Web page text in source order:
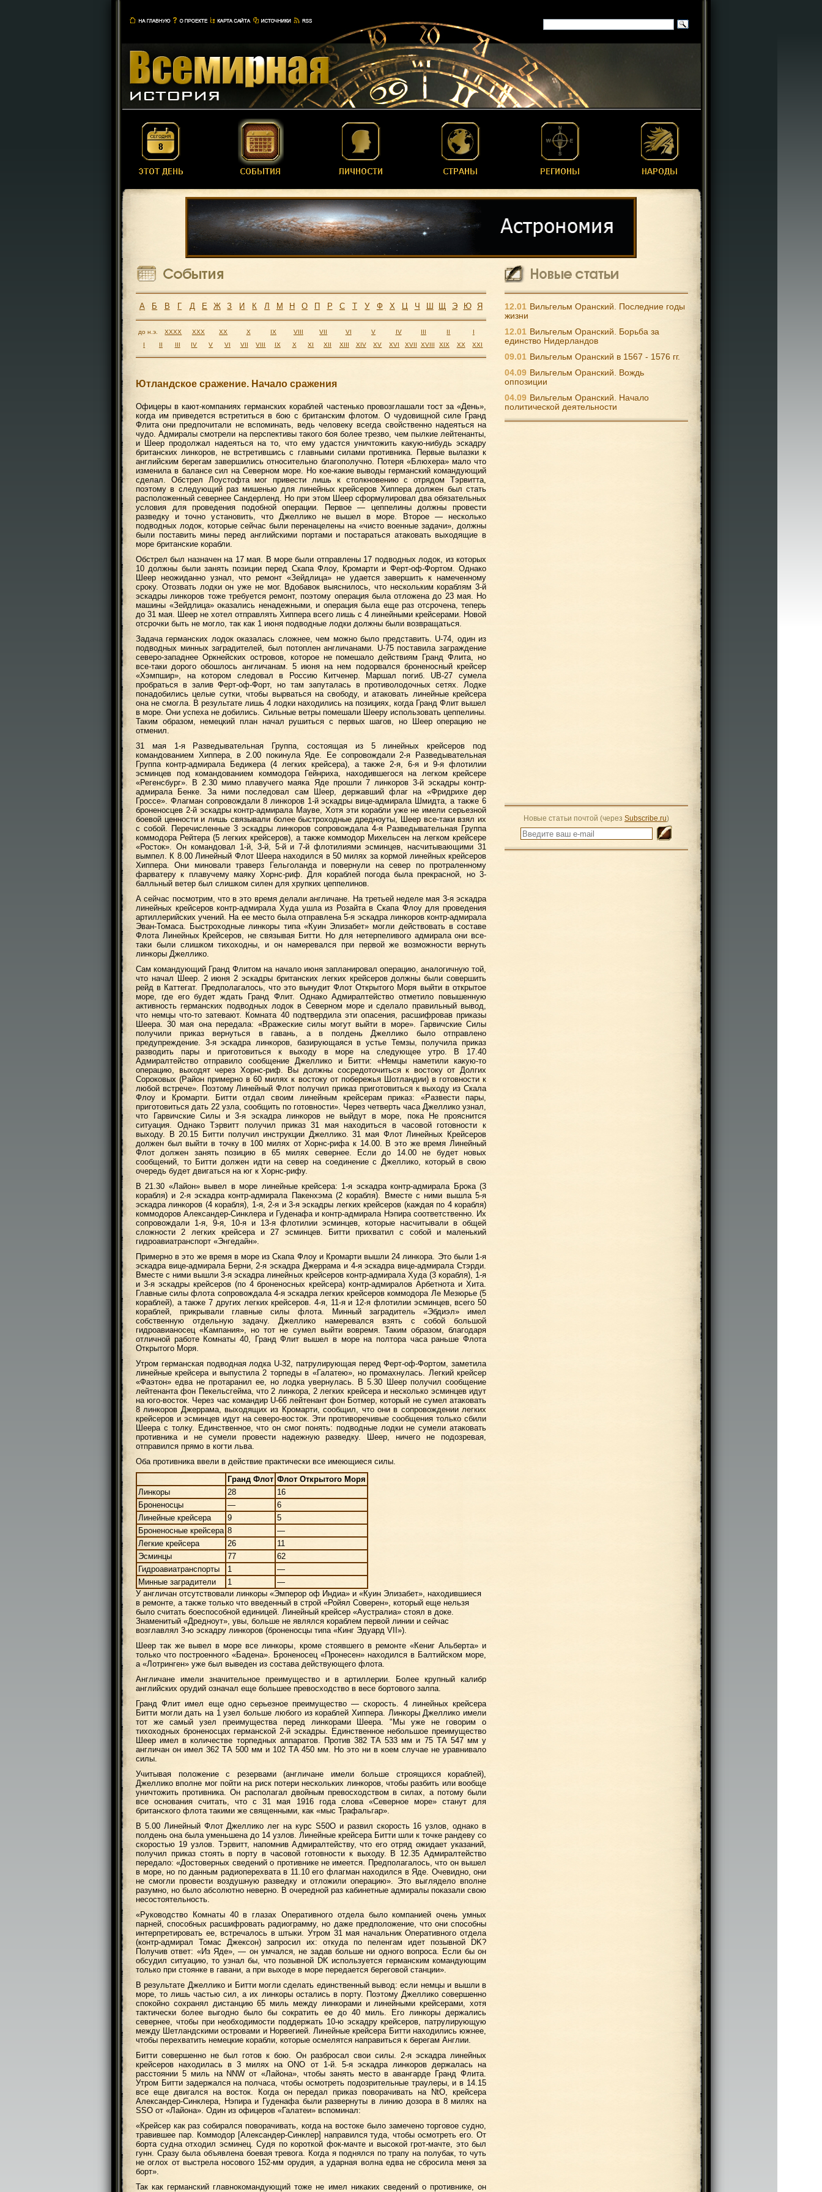
А Б В Г Д Е Ж З И К Л М Н О П Р С Т У Ф Х Ц Ч Ш Щ Э Ю Я
до н.э. XXXX XXX XX X IX VIII VII VI V IV III II
I
I
II III IV V VI VII VIII IX X XI XII XIII XIV XV XVI XVII XVIII XIX XX XXI
Ютландское сражение. Начало сражения
Офицеры в кают-компаниях германских кораблей частенько провозглашали тост за «День»,
когда им приведется встретиться в бою с британским флотом. О чудовищной силе Гранд
Флита они предпочитали не вспоминать, ведь человеку всегда свойственно надеяться на
чудо. Адмиралы смотрели на перспективы такого боя более трезво, чем пылкие лейтенанты,
и Шеер продолжал надеяться на то, что ему удастся уничтожить какую-нибудь эскадру
британских линкоров, не встретившись с главными силами противника. Первые вылазки к
английским берегам завершились относительно благополучно. Потеря «Блюхера» мало что
изменила в балансе сил на Северном море. Но кое-какие выводы германский командующий
сделал. Обстрел Лоустофта мог привести лишь к столкновению с отрядом Тэрвитта,
поэтому в следующий раз мишенью для линейных крейсеров Хиппера должен был стать
расположенный севернее Сандерленд. Но при этом Шеер сформулировал два обязательных
условия для проведения подобной операции. Первое — цеппелины должны провести
разведку и точно установить, что Джеллико не вышел в море. Второе — несколько
подводных лодок, которые сейчас были перенацелены на «чисто военные задачи», должны
были поставить мины перед английскими портами и постараться атаковать выходящие в
море британские корабли.
Обстрел был назначен на 17 мая. В море были отправлены 17 подводных лодок, из которых
10 должны были занять позиции перед Скапа Флоу, Кромарти и Ферт-оф-Фортом. Однако
Шеер неожиданно узнал, что ремонт «Зейдлица» не удается завершить к намеченному
сроку. Отозвать лодки он уже не мог. Вдобавок выяснилось, что нескольким кораблям 3-й
эскадры линкоров тоже требуется ремонт, поэтому операция была отложена до 23 мая. Но
машины «Зейдлица» оказались ненадежными, и операция была еще раз отсрочена, теперь
до 31 мая. Шеер не хотел отправлять Хиппера всего лишь с 4 линейными крейсерами. Новой
отсрочки быть не могло, так как 1 июня подводные лодки должны были возвращаться.
Задача германских лодок оказалась сложнее, чем можно было представить. U-74, один из
подводных минных заградителей, был потоплен англичанами. U-75 поставила заграждение
северо-западнее Оркнейских островов, которое не помешало действиям Гранд Флита, но
все-таки дорого обошлось англичанам. 5 июня на нем подорвался броненосный крейсер
«Хэмпшир», на котором следовал в Россию Китченер. Маршал погиб. UB-27 сумела
пробраться в залив Ферт-оф-Форт, но там запуталась в противолодочных сетях. Лодке
понадобились целые сутки, чтобы вырваться на свободу, и атаковать линейные крейсера
она не смогла. В результате лишь 4 лодки находились на позициях, когда Гранд Флит вышел
в море. Они успеха не добились. Сильные ветры помешали Шееру использовать цеппелины.
Таким образом, немецкий план начал рушиться с первых шагов, но Шеер операцию не
отменил.
31 мая 1-я Разведывательная Группа, состоящая из 5 линейных крейсеров под
командованием Хиппера, в 2.00 покинула Яде. Ее сопровождали 2-я Разведывательная
Группа контр-адмирала Бедикера (4 легких крейсера), а также 2-я, 6-я и 9-я флотилии
эсминцев под командованием коммодора Гейнриха, находившегося на легком крейсере
«Регенсбург». В 2.30 мимо плавучего маяка Яде прошли 7 линкоров 3-й эскадры контр-
адмирала Бенке. За ними последовал сам Шеер, державший флаг на «Фридрихе дер
Гроссе». Флагман сопровождали 8 линкоров 1-й эскадры вице-адмирала Шмидта, а также 6
броненосцев 2-й эскадры контр-адмирала Мауве, Хотя эти корабли уже не имели серьезной
боевой ценности и лишь связывали более быстроходные дредноуты, Шеер все-таки взял их
с собой. Перечисленные 3 эскадры линкоров сопровождала 4-я Разведывательная Группа
коммодора Рейтера (5 легких крейсеров), а также коммодор Михельсен на легком крейсере
«Росток». Он командовал 1-й, 3-й, 5-й и 7-й флотилиями эсминцев, насчитывающими 31
вымпел. К 8.00 Линейный Флот Шеера находился в 50 милях за кормой линейных крейсеров
Хиппера. Они миновали траверз Гельголанда и повернули на север по протраленному
фарватеру к плавучему маяку Хорнс-риф. Для кораблей погода была прекрасной, но 3-
балльный ветер был слишком силен для хрупких цеппелинов.
А сейчас посмотрим, что в это время делали англичане. На третьей неделе мая 3-я эскадра
линейных крейсеров контр-адмирала Худа ушла из Розайта в Скапа Флоу для проведения
артиллерийских учений. На ее место была отправлена 5-я эскадра линкоров контр-адмирала
Эван-Томаса. Быстроходные линкоры типа «Куин Элизабет» могли действовать в составе
Флота Линейных Крейсеров, не связывая Битти. Но для нетерпеливого адмирала они все-
таки были слишком тихоходны, и он намеревался при первой же возможности вернуть
линкоры Джеллико.
Сам командующий Гранд Флитом на начало июня запланировал операцию, аналогичную той,
что начал Шеер. 2 июня 2 эскадры британских легких крейсеров должны были совершить
рейд в Каттегат. Предполагалось, что это вынудит Флот Открытого Моря выйти в открытое
море, где его будет ждать Гранд Флит. Однако Адмиралтейство отметило повышенную
активность германских подводных лодок в Северном море и сделало правильный вывод,
что немцы что-то затевают. Комната 40 подтвердила эти опасения, расшифровав приказы
Шеера. 30 мая она передала: «Вражеские силы могут выйти в море». Гарвичские Силы
получили приказ вернуться в гавань, а в полдень Джеллико было отправлено
предупреждение. 3-я эскадра линкоров, базирующаяся в устье Темзы, получила приказ
разводить пары и приготовиться к выходу в море на следующее утро. В 17.40
Адмиралтейство отправило сообщение Джеллико и Битти: «Немцы наметили какую-то
операцию, выходят через Хорнс-риф. Вы должны сосредоточиться к востоку от Долгих
Сороковых (Район примерно в 60 милях к востоку от побережья Шотландии) в готовности к
любой встрече». Поэтому Линейный Флот получил приказ приготовиться к выходу из Скала
Флоу и Кромарти. Битти отдал своим линейным крейсерам приказ: «Развести пары,
приготовиться дать 22 узла, сообщить по готовности». Через четверть часа Джеллико узнал,
что Гарвичские Силы и 3-я эскадра линкоров не выйдут в море, пока Не прояснится
ситуация. Однако Тэрвитт получил приказ 31 мая находиться в часовой готовности к
выходу. В 20.15 Битти получил инструкции Джеллико. 31 мая Флот Линейных Крейсеров
должен был выйти в точку в 100 милях от Хорнс-рифа к 14.00. В это же время Линейный
Флот должен занять позицию в 65 милях севернее. Если до 14.00 не будет новых
сообщений, то Битти должен идти на север на соединение с Джеллико, который в свою
очередь будет двигаться на юг к Хорнс-рифу.
В 21.30 «Лайон» вывел в море линейные крейсера: 1-я эскадра контр-адмирала Брока (3
корабля) и 2-я эскадра контр-адмирала Пакенхэма (2 корабля). Вместе с ними вышла 5-я
эскадра линкоров (4 корабля), 1-я, 2-я и 3-я эскадры легких крейсеров (каждая по 4 корабля)
коммодоров Александер-Синклера и Гуденафа и контр-адмирала Нэпира соответственно. Их
сопровождали 1-я, 9-я, 10-я и 13-я флотилии эсминцев, которые насчитывали в общей
сложности 2 легких крейсера и 27 эсминцев. Битти прихватил с собой и маленький
гидроавиатранспорт «Энгедайн».
Примерно в это же время в море из Скапа Флоу и Кромарти вышли 24 линкора. Это были 1-я
эскадра вице-адмирала Берни, 2-я эскадра Джеррама и 4-я эскадра вице-адмирала Стэрди.
Вместе с ними вышли 3-я эскадра линейных крейсеров контр-адмирала Худа (3 корабля), 1-я
и 3-я эскадры крейсеров (по 4 броненосных крейсера) контр-адмиралов Арбетнота и Хита.
Главные силы флота сопровождала 4-я эскадра легких крейсеров коммодора Ле Мезюрье (5
кораблей), а также 7 других легких крейсеров. 4-я, 11-я и 12-я флотилии эсминцев, всего 50
кораблей, прикрывали главные силы флота. Минный заградитель «Эбдиэл» имел
собственную отдельную задачу. Джеллико намеревался взять с собой большой
гидроавианосец «Кампания», но тот не сумел выйти вовремя. Таким образом, благодаря
отличной работе Комнаты 40, Гранд Флит вышел в море на полтора часа раньше Флота
Открытого Моря.
Утром германская подводная лодка U-32, патрулирующая перед Ферт-оф-Фортом, заметила
линейные крейсера и выпустила 2 торпеды в «Галатею», но промахнулась. Легкий крейсер
«Фаэтон» едва не протаранил ее, но лодка увернулась. В 5.30 Шеер получил сообщение
лейтенанта фон Пекельсгейма, что 2 линкора, 2 легких крейсера и несколько эсминцев идут
на юго-восток. Через час командир U-66 лейтенант фон Ботмер, который не сумел атаковать
8 линкоров Джеррама, выходящих из Кромарти, сообщил, что они в сопровождении легких
крейсеров и эсминцев идут на северо-восток. Эти противоречивые сообщения только сбили
Шеера с толку. Единственное, что он смог понять: подводные лодки не сумели атаковать
противника и не сумели провести надежную разведку. Шеер, ничего не подозревая,
отправился прямо в когти льва.
Оба противника ввели в действие практически все имеющиеся силы.
Гранд Флот Флот Открытого Моря
Линкоры
28
16
Броненосцы
—
6
Линейные крейсера
9
5
Броненосные крейсера 8
—
Легкие крейсера
26
11
Эсминцы
77
62
Гидроавиатранспорты
1
—
Минные заградители
1
—
У англичан отсутствовали линкоры «Эмперор оф Индиа» и «Куин Элизабет», находившиеся
в ремонте, а также только что введенный в строй «Ройял Соверен», который еще нельзя
было считать боеспособной единицей. Линейный крейсер «Аустралиа» стоял в доке.
Знаменитый «Дредноут», увы, больше не являлся кораблем первой линии и сейчас
возглавлял 3-ю эскадру линкоров (броненосцы типа «Кинг Эдуард VII»).
Шеер так же вывел в море все линкоры, кроме стоявшего в ремонте «Кениг Альберта» и
только что построенного «Бадена». Броненосец «Пронесен» находился в Балтийском море,
а «Лотринген» уже был выведен из состава действующего флота.
Англичане имели значительное преимущество и в артиллерии. Более крупный калибр
английских орудий означал еще большее превосходство в весе бортового залпа.
Гранд Флит имел еще одно серьезное преимущество — скорость. 4 линейных крейсера
Битти могли дать на 1 узел больше любого из кораблей Хиппера. Линкоры Джеллико имели
тот же самый узел преимущества перед линкорами Шеера. "Мы уже не говорим о
тихоходных броненосцах германской 2-й эскадры. Единственное небольшое преимущество
Шеер имел в количестве торпедных аппаратов. Против 382 ТА 533 мм и 75 ТА 547 мм у
англичан он имел 362 ТА 500 мм и 102 ТА 450 мм. Но это ни в коем случае не уравнивало
силы.
Учитывая положение с резервами (англичане имели больше строящихся кораблей),
Джеллико вполне мог пойти на риск потери нескольких линкоров, чтобы разбить или вообще
уничтожить противника. Он располагал двойным превосходством в силах, а потому были
все основания считать, что с 31 мая 1916 года слова «Северное море» станут для
британского флота такими же священными, как «мыс Трафальгар».
В 5.00 Линейный Флот Джеллико лег на курс S50O и развил скорость 16 узлов, однако в
полдень она была уменьшена до 14 узлов. Линейные крейсера Битти шли к точке рандеву со
скоростью 19 узлов. Тэрвитт, напомнив Адмиралтейству, что его отряд ожидает указаний,
получил приказ стоять в порту в часовой готовности к выходу. В 12.35 Адмиралтейство
передало: «Достоверных сведений о противнике не имеется. Предполагалось, что он вышел
в море, но по данным радиоперехвата в 11.10 его флагман находился в Яде. Очевидно, они
не смогли провести воздушную разведку и отложили операцию». Это выглядело вполне
разумно, но было абсолютно неверно. В очередной раз кабинетные адмиралы показали свою
несостоятельность.
«Руководство Комнаты 40 в глазах Оперативного отдела было компанией очень умных
парней, способных расшифровать радиограмму, но даже предположение, что они способны
интерпретировать ее, встречалось в штыки. Утром 31 мая начальник Оперативного отдела
(контр-адмирал Томас Джексон) запросил их: откуда по пеленгам идет позывной DK?
Получив ответ: «Из Яде», — он умчался, не задав больше ни одного вопроса. Если бы он
обсудил ситуацию, то узнал бы, что позывной DK используется германским командующим
только при стоянке в гавани, а при выходе в море передается береговой станции».
В результате Джеллико и Битти могли сделать единственный вывод: если немцы и вышли в
море, то лишь частью сил, а их линкоры остались в порту. Поэтому Джеллико совершенно
спокойно сохранял дистанцию 65 миль между линкорами и линейными крейсерами, хотя
тактически более выгодно было бы сократить ее до 40 миль. Его линкоры держались
севернее, чтобы при необходимости поддержать 10-ю эскадру крейсеров, патрулирующую
между Шетландскими островами и Норвегией. Линейные крейсера Битти находились южнее,
чтобы перехватить немецкие корабли, которые осмелятся направиться к берегам Англии.
Битти совершенно не был готов к бою. Он разбросал свои силы. 2-я эскадра линейных
крейсеров находилась в 3 милях на ONO от 1-й. 5-я эскадра линкоров держалась на
расстоянии 5 миль на NNW от «Лайона», чтобы занять место в авангарде Гранд Флита.
Утром Битти задержался на полчаса, чтобы осмотреть подозрительные траулеры, и в 14.15
все еще двигался на восток. Когда он передал приказ поворачивать на NtO, крейсера
Александер-Синклера, Нэпира и Гуденафа были развернуты в линию дозора в 8 милях на
SSO от «Лайона». Один из офицеров «Галатеи» вспоминал:
«Крейсер как раз собирался поворачивать, когда на востоке было замечено торговое судно,
травившее пар. Коммодор [Александер-Синклер] направился туда, чтобы осмотреть его. От
борта судна отходил эсминец. Судя по короткой фок-мачте и высокой грот-мачте, это был
гунн. Сразу была объявлена боевая тревога. Когда я поднялся по трапу на полубак, то чуть
не оглох от выстрела носового 152-мм орудия, а ударная волна едва не сбросила меня за
борт».
Так как германский главнокомандующий тоже не имел никаких сведений о противнике, он
12.01 Вильгельм Оранский. Последние годы
жизни
12.01 Вильгельм Оранский. Борьба за
единство Нидерландов
09.01 Вильгельм Оранский в 1567 - 1576 гг.
04.09 Вильгельм Оранский. Вождь
оппозиции
04.09 Вильгельм Оранский. Начало
политической деятельности
Новые статьи почтой (через Subscribe.ru)